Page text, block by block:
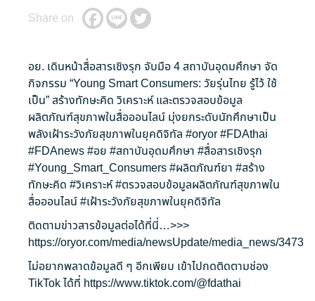
Share on
อย. เดินหน้าสื่อสารเชิงรุก จับมือ 4 สถาบันอุดมศึกษา จัด
กิจกรรม “Young Smart Consumers: วัยรุ่นไทย รู้ไว้ ใช้
เป็น” สร้างทักษะคิด วิเคราะห์ และตรวจสอบข้อมูล
ผลิตภัณฑ์สุขภาพในสื่อออนไลน์ มุ่งยกระดับนักศึกษาเป็น
พลังเฝ้าระวังภัยสุขภาพในยุคดิจิทัล #oryor#FDAthai
#FDAnews#อย #สถาบันอุดมศึกษา #สื่อสารเชิงรุก
#Young_Smart_Consumers#ผลิตภัณฑ์ยา #สร้าง
ทักษะคิด #วิเคราะห์#ตรวจสอบข้อมูลผลิตภัณฑ์สุขภาพใน
สื่อออนไลน์#เฝ้าระวังภัยสุขภาพในยุคดิจิทัล
ติดตามข่าวสารข้อมูลต่อได้ที่นี่…>>>
https://oryor.com/media/newsUpdate/media_news/3473
ไม่อยากพลาดข้อมูลดี ๆ อีกเพียบ เข้าไปกดติดตามช่อง
TikTok ได้ที่ https://www.tiktok.com/@fdathai